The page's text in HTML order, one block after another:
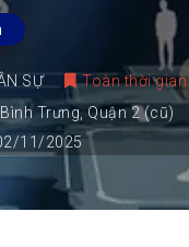
SỰ Toàn thời gian
Trưng Quận 2 (cũ)
11/2025